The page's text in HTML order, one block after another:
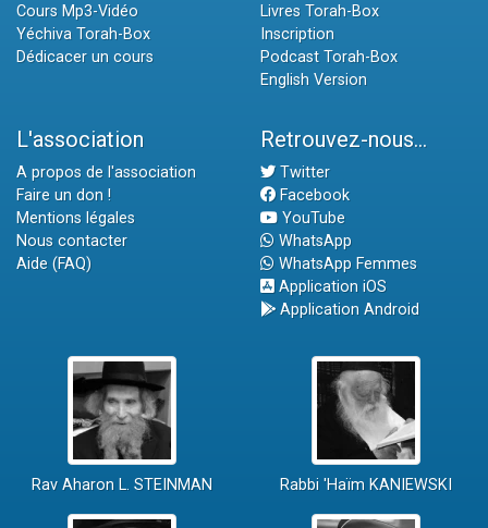
Cours Mp3-Vidéo
Yéchiva Torah-Box
Dédicacer un cours
Livres Torah-Box
Inscription
Podcast Torah-Box
English Version
L'association
A propos de l'association
Faire un don !
Mentions légales
Nous contacter
Aide (FAQ)
Retrouvez-nous...
Twitter
Facebook
YouTube
WhatsApp
WhatsApp Femmes
Application iOS
Application Android
Rav Aharon L. STEINMAN Rabbi 'Haïm KANIEWSKI